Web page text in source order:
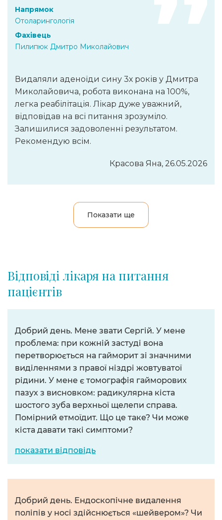
Напрямок
Отоларингологія
Фахівець
Пилипюк Дмитро Миколайович
Видаляли аденоїди сину 3х років у Дмитра
Миколайовича, робота виконана на 100%,
легка реабілітація. Лікар дуже уважний,
відповідав на всі питання зрозуміло.
Залишилися задоволенні результатом.
Рекомендую всім.
Красова Яна, 26.05.2026
Показати ще
Відповіді лікаря на питання
пацієнтів
Добрий день. Мене звати Сергій. У мене
проблема: при кожній застуді вона
перетворюється на гайморит зі значними
виділеннями з правої ніздрі жовтуватої
рідини. У мене є томографія гайморових
пазух з висновком: радикулярна кіста
шостого зуба верхньої щелепи справа.
Помірний етмоїдит. Що це таке? Чи може
кіста давати такі симптоми?
показати відповідь
Добрий день. Ендоскопічне видалення
поліпів у носі здійснюється «шейвером»? Чи